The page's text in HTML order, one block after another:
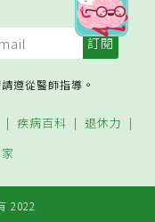
遵從醫師指導。
疾病百科
退休力
2022